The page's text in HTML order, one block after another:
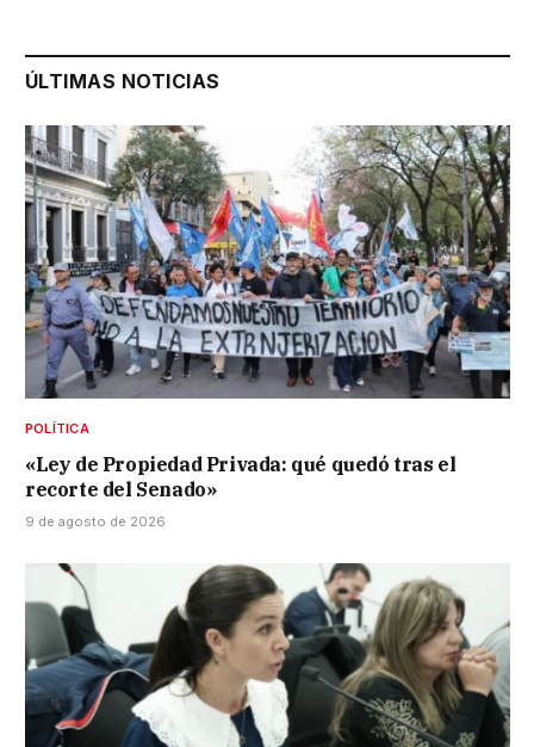
ÚLTIMAS NOTICIAS
POLÍTICA
«Ley de Propiedad Privada: qué quedó tras el
recorte del Senado»
9 de agosto de 2026